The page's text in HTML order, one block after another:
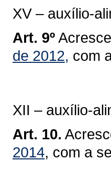
XV – auxílio-
Art. 9º
de 2012, com
XII – auxílio-
Art. 10.
2014, com a